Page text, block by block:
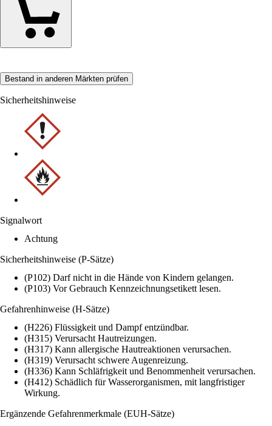
Bestand in anderen Märkten prüfen
Sicherheitshinweise
Signalwort
Achtung
Sicherheitshinweise (P-Sätze)
(P102) Darf nicht in die Hände von Kindern gelangen.
(P103) Vor Gebrauch Kennzeichnungsetikett lesen.
Gefahrenhinweise (H-Sätze)
(H226) Flüssigkeit und Dampf entzündbar.
(H315) Verursacht Hautreizungen.
(H317) Kann allergische Hautreaktionen verursachen.
(H319) Verursacht schwere Augenreizung.
(H336) Kann Schläfrigkeit und Benommenheit verursachen.
(H412) Schädlich für Wasserorganismen, mit langfristiger
Wirkung.
Ergänzende Gefahrenmerkmale (EUH-Sätze)